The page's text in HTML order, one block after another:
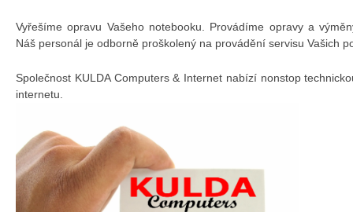
Vyřešíme opravu Vašeho notebooku. Provádíme opravy a
Náš personál je odborně proškolený na provádění servisu Vašich
Společnost KULDA Computers & Internet nabízí nonstop
internetu.